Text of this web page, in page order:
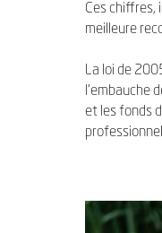
Ces chiffres,
meilleure
La loi de
l’embauche
et les fonds